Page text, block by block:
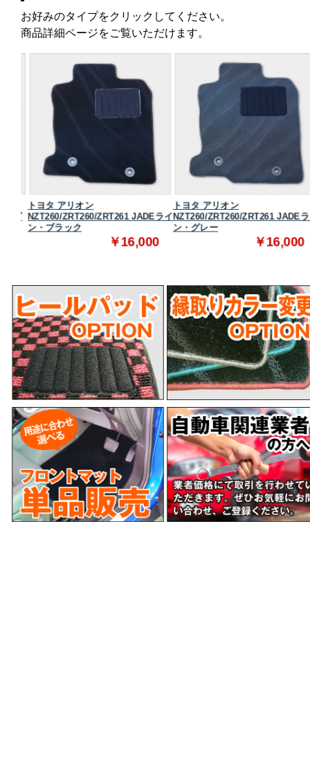
お好みのタイプをクリックしてください。
商品詳細ページをご覧いただけます。
トヨタ アリオン
NZT260/ZRT260/ZRT261 JADEライ
ン・ブラック
￥16,000
トヨタ アリオン
NZT260/ZRT260/ZRT261 JADEラ
ン・グレー
￥16,000